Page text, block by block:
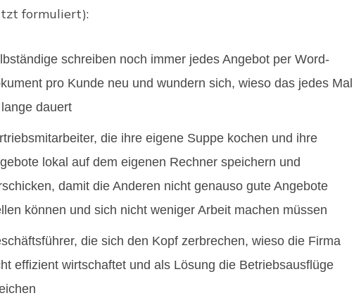
formuliert):
schreiben noch immer jedes Angebot per Word-
pro Kunde neu und wundern sich, wieso das jedes Mal
dauert
die ihre eigene Suppe kochen und ihre
lokal auf dem eigenen Rechner speichern und
damit die Anderen nicht genauso gute Angebote
können und sich nicht weniger Arbeit machen müssen
die sich den Kopf zerbrechen, wieso die Firma
effizient wirtschaftet und als Lösung die Betriebsausflüge